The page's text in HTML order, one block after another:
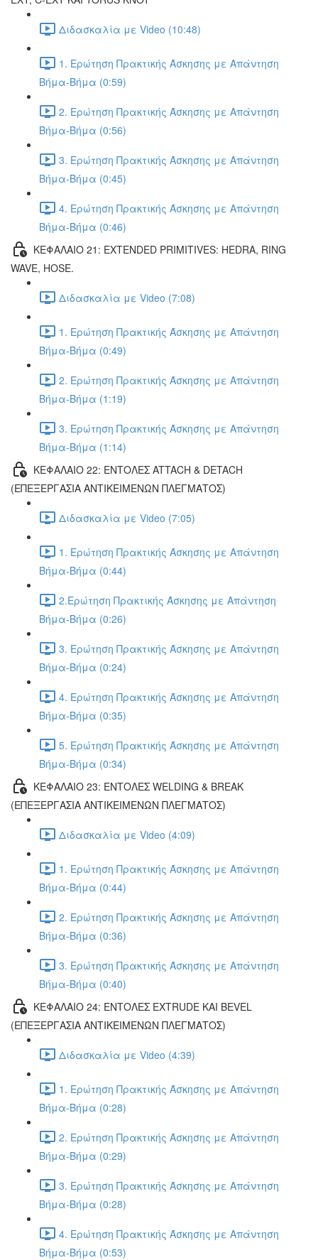
Διδασκαλία με Video (10:48)
1. Ερώτηση Πρακτικής Άσκησης με Απάντηση
Βήμα-Βήμα (0:59)
2. Ερώτηση Πρακτικής Άσκησης με Απάντηση
Βήμα-Βήμα (0:56)
3. Ερώτηση Πρακτικής Άσκησης με Απάντηση
Βήμα-Βήμα (0:45)
4. Ερώτηση Πρακτικής Άσκησης με Απάντηση
Βήμα-Βήμα (0:46)
ΚΕΦΑΛΑΙΟ 21: EXTENDED PRIMITIVES: HEDRA, RING
WAVE, HOSE.
Διδασκαλία με Video (7:08)
1. Ερώτηση Πρακτικής Άσκησης με Απάντηση
Βήμα-Βήμα (0:49)
2. Ερώτηση Πρακτικής Άσκησης με Απάντηση
Βήμα-Βήμα (1:19)
3. Ερώτηση Πρακτικής Άσκησης με Απάντηση
Βήμα-Βήμα (1:14)
ΚΕΦΑΛΑΙΟ 22: ΕΝΤΟΛΕΣ ATTACH & DETACH
(ΕΠΕΞΕΡΓΑΣΙΑ ΑΝΤΙΚΕΙΜΕΝΩΝ ΠΛΕΓΜΑΤΟΣ)
Διδασκαλία με Video (7:05)
1. Ερώτηση Πρακτικής Άσκησης με Απάντηση
Βήμα-Βήμα (0:44)
2.Ερώτηση Πρακτικής Άσκησης με Απάντηση
Βήμα-Βήμα (0:26)
3. Ερώτηση Πρακτικής Άσκησης με Απάντηση
Βήμα-Βήμα (0:24)
4. Ερώτηση Πρακτικής Άσκησης με Απάντηση
Βήμα-Βήμα (0:35)
5. Ερώτηση Πρακτικής Άσκησης με Απάντηση
Βήμα-Βήμα (0:34)
ΚΕΦΑΛΑΙΟ 23: ΕΝΤΟΛΕΣ WELDING & BREAK
(ΕΠΕΞΕΡΓΑΣΙΑ ΑΝΤΙΚΕΙΜΕΝΩΝ ΠΛΕΓΜΑΤΟΣ)
Διδασκαλία με Video (4:09)
1. Ερώτηση Πρακτικής Άσκησης με Απάντηση
Βήμα-Βήμα (0:44)
2. Ερώτηση Πρακτικής Άσκησης με Απάντηση
Βήμα-Βήμα (0:36)
3. Ερώτηση Πρακτικής Άσκησης με Απάντηση
Βήμα-Βήμα (0:40)
ΚΕΦΑΛΑΙΟ 24: ΕΝΤΟΛΕΣ EXTRUDE ΚΑΙ BEVEL
(ΕΠΕΞΕΡΓΑΣΙΑ ΑΝΤΙΚΕΙΜΕΝΩΝ ΠΛΕΓΜΑΤΟΣ)
Διδασκαλία με Video (4:39)
1. Ερώτηση Πρακτικής Άσκησης με Απάντηση
Βήμα-Βήμα (0:28)
2. Ερώτηση Πρακτικής Άσκησης με Απάντηση
Βήμα-Βήμα (0:29)
3. Ερώτηση Πρακτικής Άσκησης με Απάντηση
Βήμα-Βήμα (0:28)
4. Ερώτηση Πρακτικής Άσκησης με Απάντηση
Βήμα-Βήμα (0:53)